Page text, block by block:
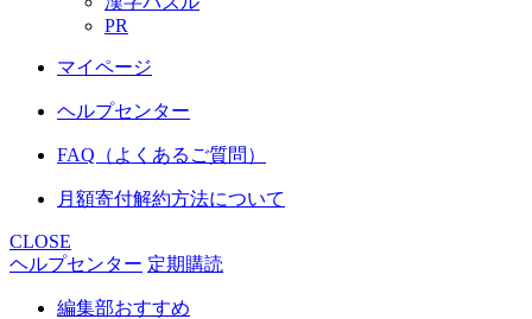
PR
マイページ
ヘルプセンター
FAQ（よくあるご質問）
月額寄付解約方法について
CLOSE
ヘルプセンター 定期購読
編集部おすすめ